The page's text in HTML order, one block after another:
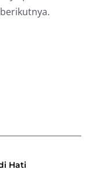
Hati